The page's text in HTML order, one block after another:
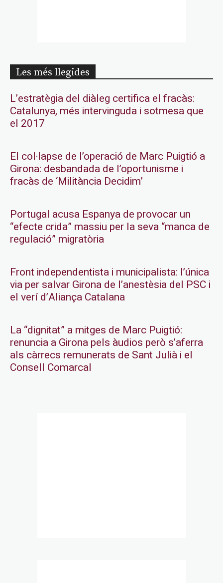
Les més llegides
L’estratègia del diàleg certifica el fracàs:
Catalunya, més intervinguda i sotmesa que
el 2017
El col·lapse de l’operació de Marc Puigtió a
Girona: desbandada de l’oportunisme i
fracàs de ‘Militància Decidim’
Portugal acusa Espanya de provocar un
“efecte crida” massiu per la seva “manca de
regulació” migratòria
Front independentista i municipalista: l’única
via per salvar Girona de l’anestèsia del PSC i
el verí d’Aliança Catalana
La “dignitat” a mitges de Marc Puigtió:
renuncia a Girona pels àudios però s’aferra
als càrrecs remunerats de Sant Julià i el
Consell Comarcal